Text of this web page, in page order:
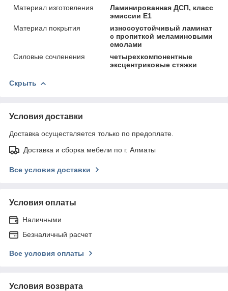
Материал изготовления
Ламинированная ДСП, класс
эмиссии Е1
Материал покрытия
износоустойчивый ламинат
с пропиткой меламиновыми
смолами
Силовые сочленения
четырехкомпонентные
эксцентриковые стяжки
Скрыть
Условия доставки
Доставка осуществляется только по предоплате.
Доставка и сборка мебели по г. Алматы
Все условия доставки
Условия оплаты
Наличными
Безналичный расчет
Все условия оплаты
Условия возврата